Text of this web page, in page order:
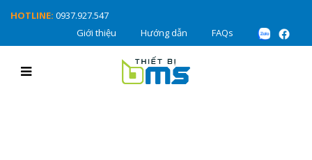
HOTLINE: 0937.927.547
Giới thiệu
Hướng dẫn FAQs